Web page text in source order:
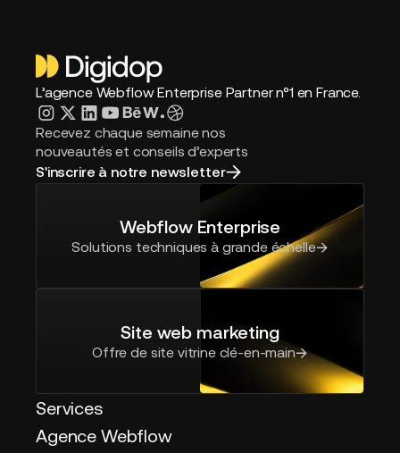
L’agence Webflow Enterprise Partner n°1 en France.
Recevez chaque semaine nos
nouveautés et conseils d’experts
S'inscrire à notre newsletter
Webflow Enterprise
Solutions techniques à grande échelle
Site web marketing
Offre de site vitrine clé-en-main
Services
Agence Webflow